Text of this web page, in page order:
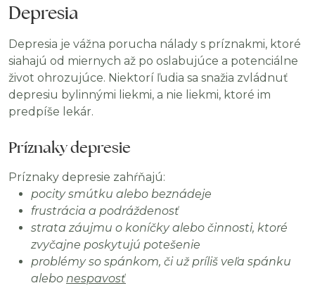
Depresia
Depresia je vážna porucha nálady s príznakmi, ktoré
siahajú od miernych až po oslabujúce a potenciálne
život ohrozujúce. Niektorí ľudia sa snažia zvládnuť
depresiu bylinnými liekmi, a nie liekmi, ktoré im
predpíše lekár.
Príznaky depresie
Príznaky depresie zahŕňajú:
pocity smútku alebo beznádeje
frustrácia a podráždenosť
strata záujmu o koníčky alebo činnosti, ktoré
zvyčajne poskytujú potešenie
problémy so spánkom, či už príliš veľa spánku
alebo nespavosť